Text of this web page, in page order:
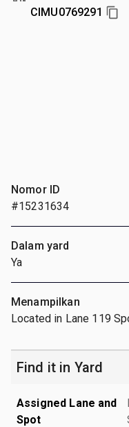
CIMU0769291
Nomor ID
#15231634
Dalam yard
Ya
Menampilkan
Located in Lane 119
Find it in Yard
Assigned Lane and
Spot